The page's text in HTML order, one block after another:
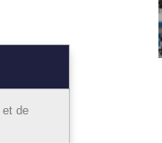
et de